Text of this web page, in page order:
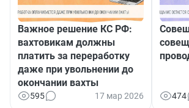
Важное решение КС РФ:
вахтовикам должны
платить за переработку
даже при увольнении до
окончании вахты
595 17 мар 2026 474